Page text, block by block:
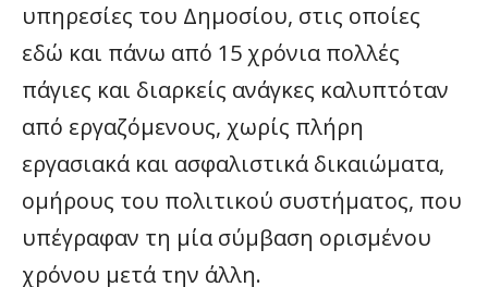
υπηρεσίες του Δημοσίου, στις οποίες
εδώ και πάνω από 15 χρόνια πολλές
πάγιες και διαρκείς ανάγκες καλυπτόταν
από εργαζόμενους, χωρίς πλήρη
εργασιακά και ασφαλιστικά δικαιώματα,
ομήρους του πολιτικού συστήματος, που
υπέγραφαν τη μία σύμβαση ορισμένου
χρόνου μετά την άλλη.